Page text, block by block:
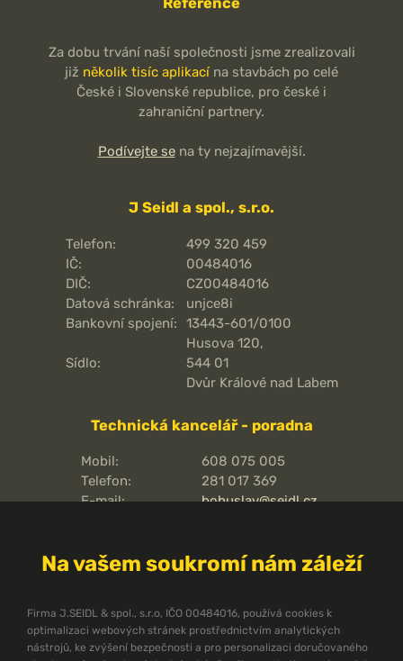
Za dobu trvání naší společnosti jsme zrealizovali
již několik tisíc aplikací na stavbách po celé
České i Slovenské republice, pro české i
zahraniční partnery.
Podívejte sena ty nejzajímavější.
J Seidl a spol., s.r.o.
Telefon:
499 320 459
IČ:
00484016
DIČ:
CZ00484016
Datová schránka:
unjce8i
Bankovní spojení:
13443-601/0100
Sídlo:
Husova 120,
544 01
Dvůr Králové nad Labem
Technická kancelář - poradna
Mobil:
608 075 005
Telefon:
281 017 369
E-mail:
bohuslav@seidl.cz
Praha 15 - Hostivař
O pořární ochraně
Protipožární směrnice
Na vašem soukromí nám záleží
Firma J.SEIDL & spol., s.r.o, IČO 00484016, používá cookies k
optimalizaci webových stránek prostřednictvím analytických
nástrojů, ke zvýšení bezpečnosti a pro personalizaci doručovaného